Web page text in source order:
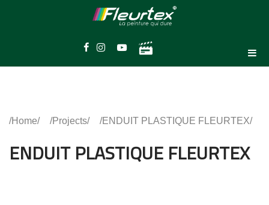
Home Projects ENDUIT PLASTIQUE FLEURTEX
ENDUIT PLASTIQUE FLEURTEX